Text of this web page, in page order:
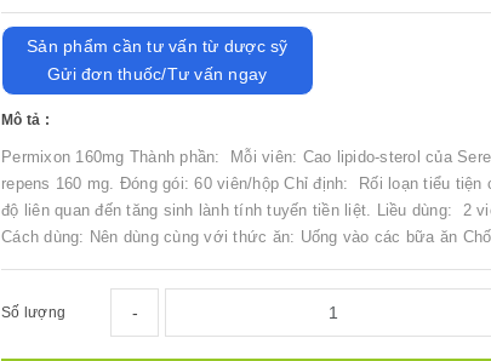
Sản phẩm cần tư vấn từ dược sỹ
Gửi đơn thuốc/Tư vấn ngay
Mô tả :
Permixon 160mg Thành phần: Mỗi viên: Cao lipido-sterol của
repens 160 mg. Đóng gói: 60 viên/hộp Chỉ định: Rối loạn tiểu tiện
độ liên quan đến tăng sinh lành tính tuyến tiền liệt. Liều dùng: 2
Cách dùng: Nên dùng cùng với thức ăn: Uống vào các bữa ăn
Số lượng -